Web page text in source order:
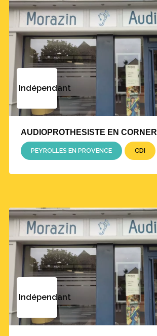
Indépendant
AUDIOPROTHESISTE EN CORNER
PEYROLLES EN PROVENCE CDI
Indépendant